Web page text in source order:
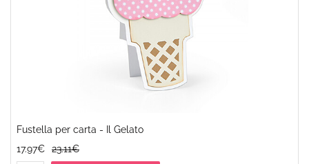
Fustella per carta - Il Gelato
17.97€
23.11€